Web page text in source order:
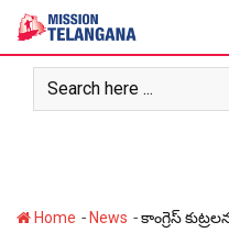
Skip
content
Home - News -కాంగ్రెస్